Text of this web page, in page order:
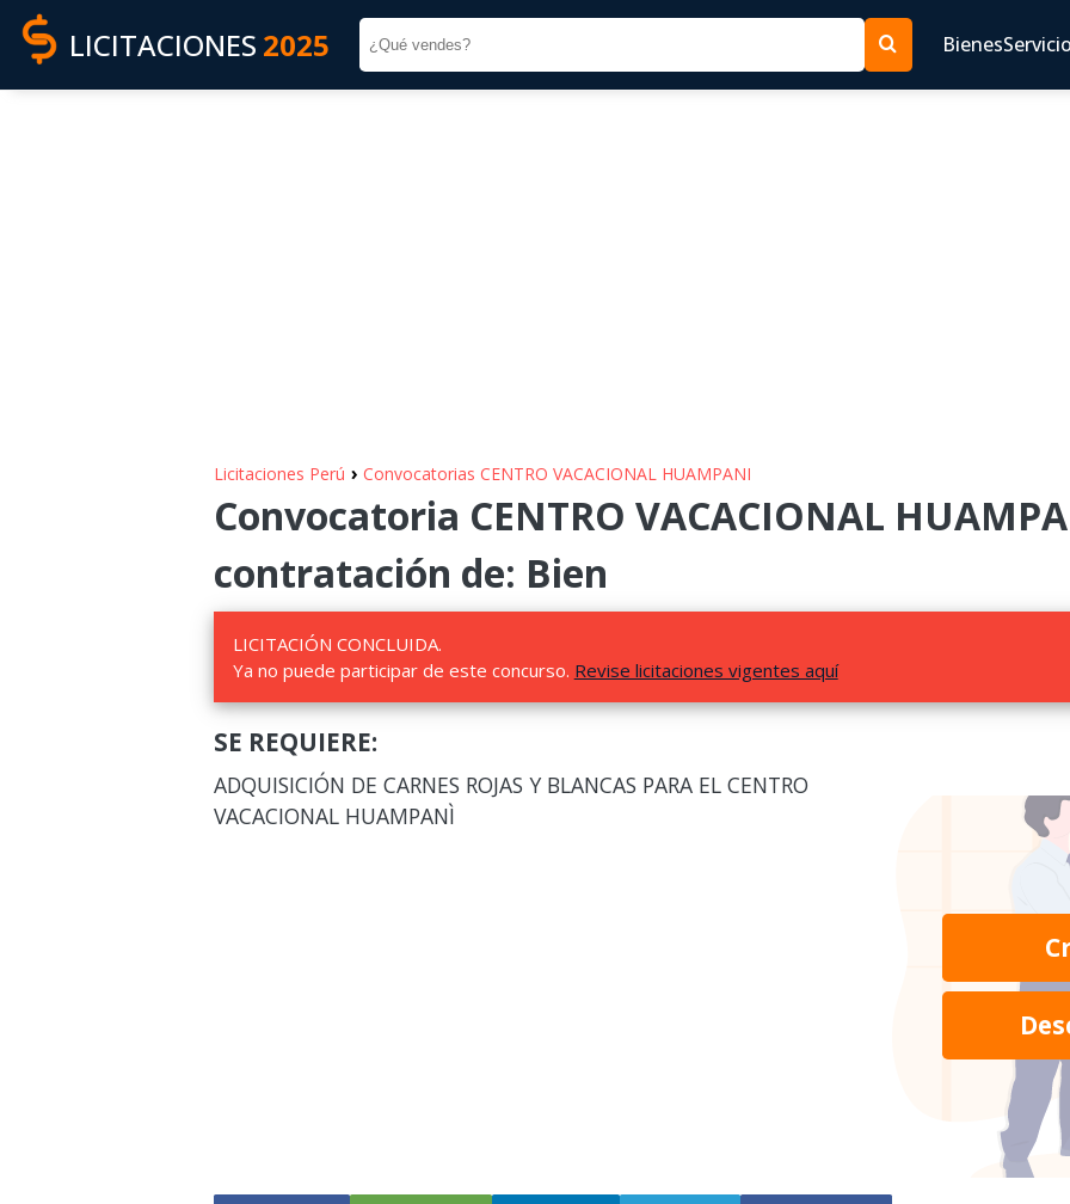
LICITACIONES 2025 Bienes
Licitaciones Perú › Convocatorias CENTRO VACACIONAL HUAMPANI
Convocatoria CENTRO VACACIONAL
contratación de: Bien
LICITACIÓN CONCLUIDA.
Ya no puede participar de este concurso. Revise licitaciones vigentes aquí
SE REQUIERE:
ADQUISICIÓN DE CARNES ROJAS Y BLANCAS PARA EL CENTRO
VACACIONAL HUAMPANÌ